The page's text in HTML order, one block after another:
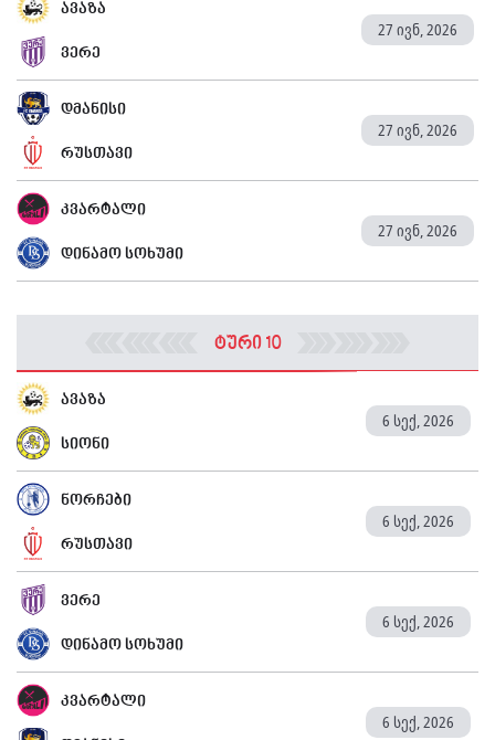
ავაზა
27 ივნ, 2026
ვერე
დმანისი
27 ივნ, 2026
რუსთავი
კვარტალი
27 ივნ, 2026
დინამო სოხუმი
ტური 10
ავაზა
6 სექ, 2026
სიონი
ნორჩები
6 სექ, 2026
რუსთავი
ვერე
6 სექ, 2026
დინამო სოხუმი
კვარტალი
6 სექ, 2026